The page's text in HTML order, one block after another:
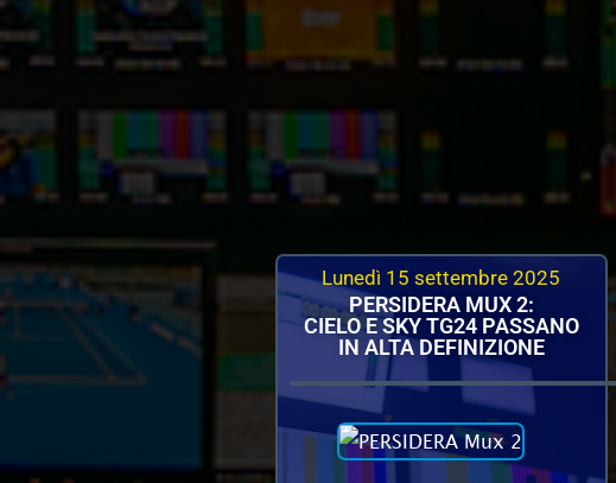
Lunedì 15 settembre 2025
PERSIDERA MUX 2:
CIELO E SKY TG24 PASSANO
IN ALTA DEFINIZIONE